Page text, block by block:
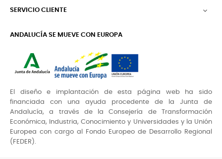
SERVICIO CLIENTE 
ANDALUCÍA SE MUEVE CON EUROPA
El diseño e implantación de esta página web ha sido
financiada con una ayuda procedente de la Junta de
Andalucía, a través de la Consejería de Transformación
Económica, Industria, Conocimiento y Universidades y la Unión
Europea con cargo al Fondo Europeo de Desarrollo Regional
(FEDER).